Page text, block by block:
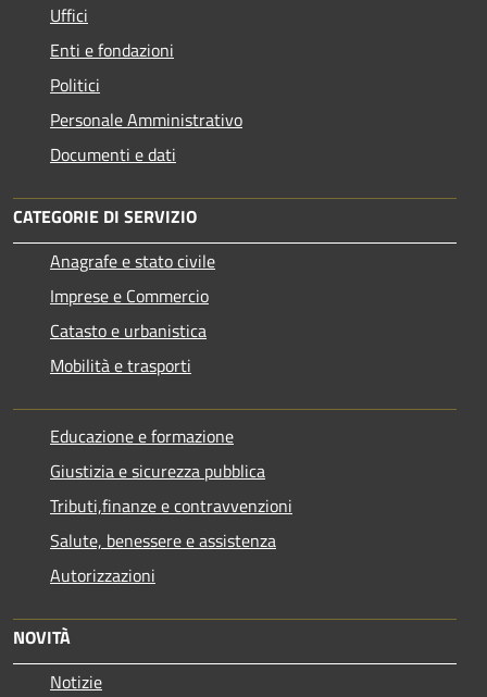
Uffici
Enti e fondazioni
Politici
Personale Amministrativo
Documenti e dati
CATEGORIE DI SERVIZIO
Anagrafe e stato civile
Imprese e Commercio
Catasto e urbanistica
Mobilità e trasporti
Educazione e formazione
Giustizia e sicurezza pubblica
Tributi,finanze e contravvenzioni
Salute, benessere e assistenza
Autorizzazioni
NOVITÀ
Notizie